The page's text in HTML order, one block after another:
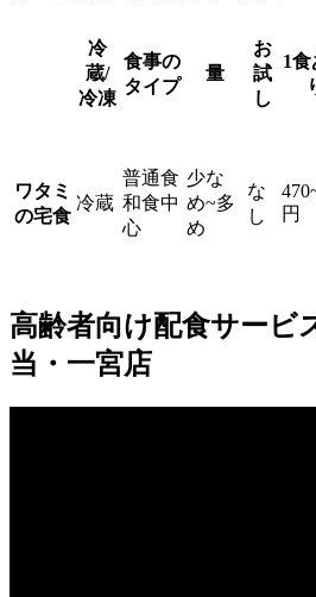
冷
蔵/
冷凍
食事の
タイプ
量
お
試
し
1食
ワタミ
の宅食
冷蔵
普通食
和食中
心
少な
め~多
め
な
し
円
高齢者向け配食サービ
当・一宮店